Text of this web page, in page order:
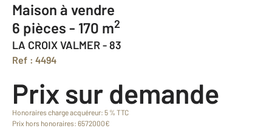
Maison à vendre
6 pièces - 170 m2
LA CROIX VALMER - 83
Ref : 4494
Prix sur demande
Honoraires charge acquéreur: 5 % TTC
Prix hors honoraires: 6572000€